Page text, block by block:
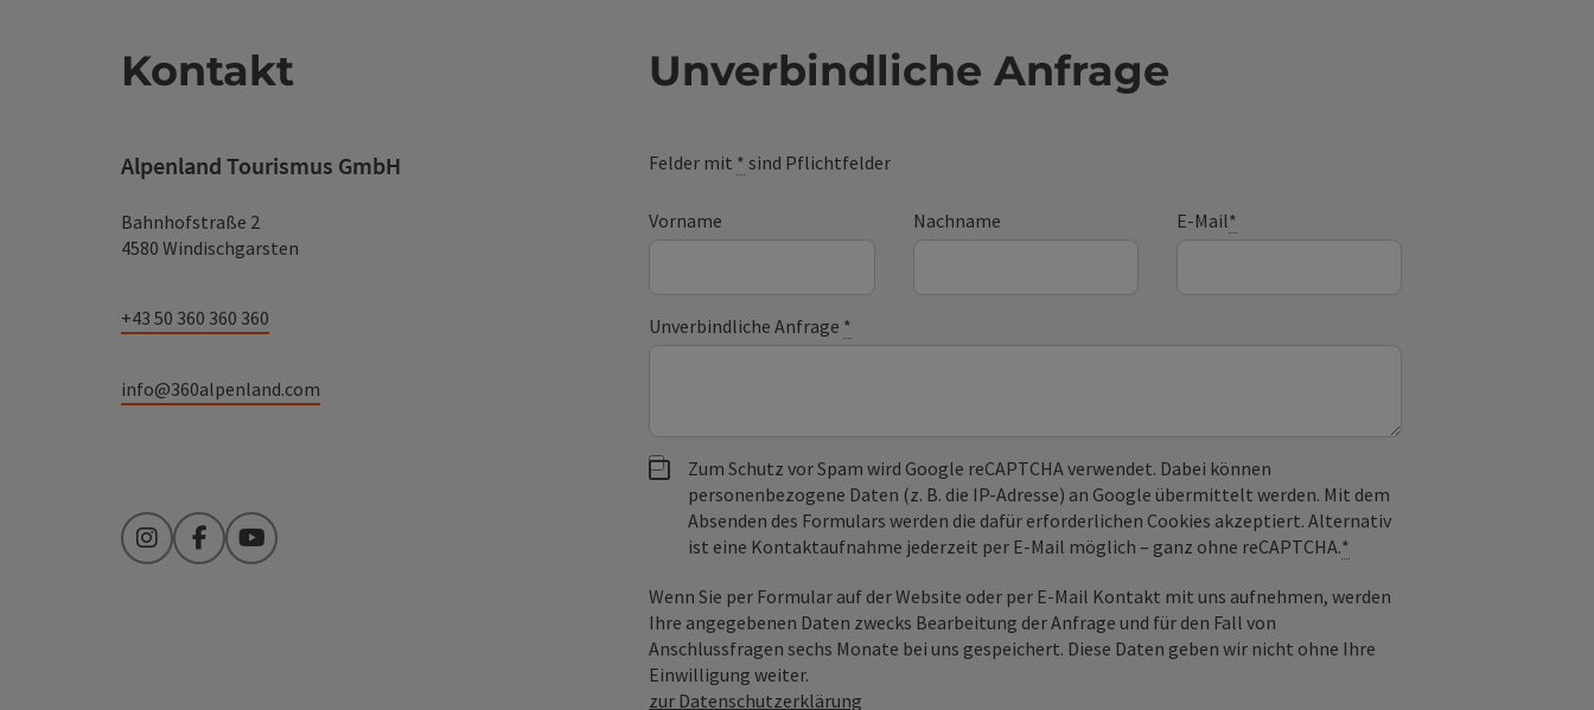
Kontakt
Alpenland Tourismus GmbH
Bahnhofstraße 2
4580 Windischgarsten
+43 50 360 360 360
info@360alpenland.com
InstagramFacebookYouTube
Unverbindliche Anfrage
Felder mit * sind Pflichtfelder
Vorname Nachname E-Mail*
Unverbindliche Anfrage *
Zum Schutz vor Spam wird Google reCAPTCHA verwendet. Dabei können
personenbezogene Daten (z. B. die IP-Adresse) an Google übermittelt werden. Mit dem
Absenden des Formulars werden die dafür erforderlichen Cookies akzeptiert. Alternativ
ist eine Kontaktaufnahme jederzeit per E-Mail möglich – ganz ohne reCAPTCHA.*
Wenn Sie per Formular auf der Website oder per E-Mail Kontakt mit uns aufnehmen, werden
Ihre angegebenen Daten zwecks Bearbeitung der Anfrage und für den Fall von
Anschlussfragen sechs Monate bei uns gespeichert. Diese Daten geben wir nicht ohne Ihre
Einwilligung weiter.
zur Datenschutzerklärung